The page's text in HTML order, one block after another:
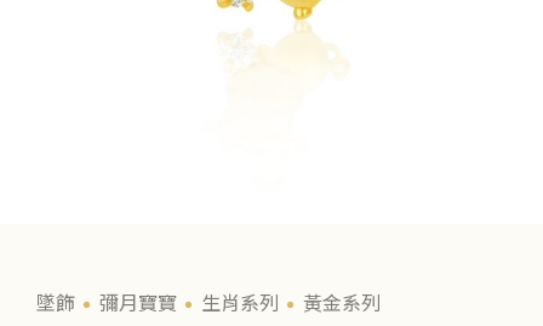
墜飾 彌月寶寶 生肖系列 黃金系列